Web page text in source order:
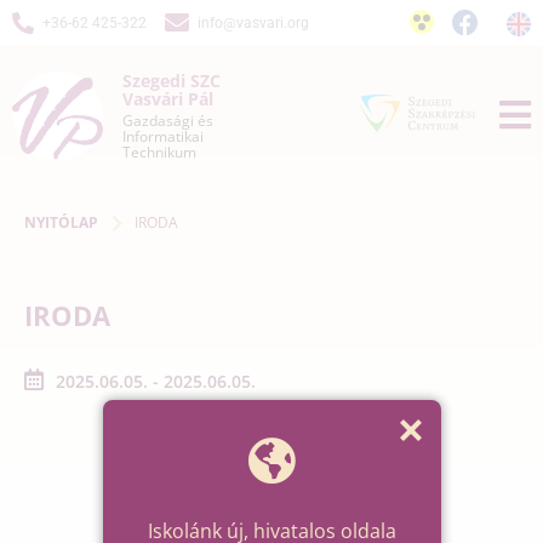
+36-62 425-322 info@vasvari.org
Szegedi SZC
Vasvári Pál
Gazdasági és
Informatikai
Technikum
NYITÓLAP IRODA
IRODA
2025.06.05. - 2025.06.05.
Iskolánk új, hivatalos oldala